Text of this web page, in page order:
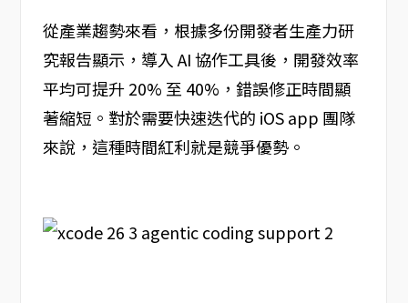
從產業趨勢來看，根據多份開發者生產力研
究報告顯示，導入 AI 協作工具後，開發效率
平均可提升 20% 至 40%，錯誤修正時間顯
著縮短。對於需要快速迭代的 iOS app 團隊
來說，這種時間紅利就是競爭優勢。